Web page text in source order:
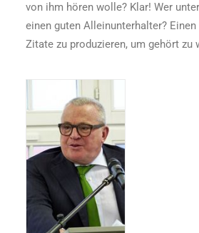
von ihm hören wolle? Klar! Wer
einen guten Alleinunterhalter?
Zitate zu produzieren, um gehört zu